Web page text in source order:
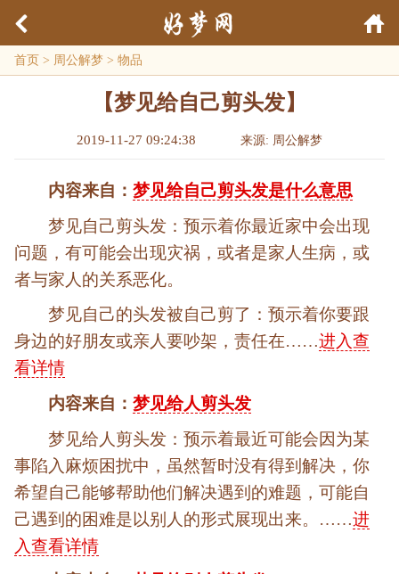
首页 > 周公解梦 > 物品
【梦见给自己剪头发】
2019-11-27 09:24:38 来源: 周公解梦
内容来自：梦见给自己剪头发是什么意思
梦见自己剪头发：预示着你最近家中会出现
问题，有可能会出现灾祸，或者是家人生病，或
者与家人的关系恶化。
梦见自己的头发被自己剪了：预示着你要跟
身边的好朋友或亲人要吵架，责任在……进入查
看详情
内容来自：梦见给人剪头发
梦见给人剪头发：预示着最近可能会因为某
事陷入麻烦困扰中，虽然暂时没有得到解决，你
希望自己能够帮助他们解决遇到的难题，可能自
己遇到的困难是以别人的形式展现出来。……进
入查看详情